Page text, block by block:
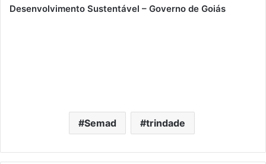
Desenvolvimento Sustentável – Governo de Goiás
Semad trindade